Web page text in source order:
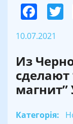
10.07.2021
Из
сделают
Категорія: